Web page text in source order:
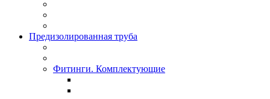
Предизолированная труба
Фитинги. Комплектующие